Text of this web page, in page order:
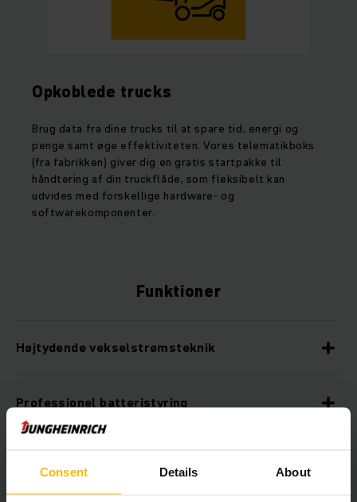
Consent Details About
Opkoblede trucks
Brug data fra dine trucks til at spare tid, energi og
penge samt øge effektiviteten. Vores telematikboks
(fra fabrikken) giver dig en gratis startpakke til
håndtering af din truckflåde, som fleksibelt kan
udvides med forskellige hardware- og
softwarekomponenter.
Funktioner
Højtydende vekselstrømsteknik
Professionel batteristyring